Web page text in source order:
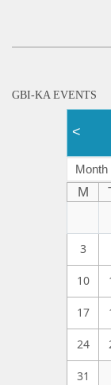
GBI-KA EVENTS
<
Month
M
3
10
17
24
31